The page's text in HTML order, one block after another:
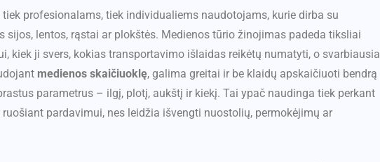
profesionalams, tiek individualiems naudotojams, kurie dirba su
sijos, lentos, rąstai ar plokštės. Medienos tūrio žinojimas padeda tiksliai
kiek ji svers, kokias transportavimo išlaidas reikėtų numatyti, o svarbiausia
medienos skaičiuoklę, galima greitai ir be klaidų apskaičiuoti bendrą
parametrus – ilgį, plotį, aukštį ir kiekį. Tai ypač naudinga tiek perkant
pardavimui, nes leidžia išvengti nuostolių, permokėjimų ar